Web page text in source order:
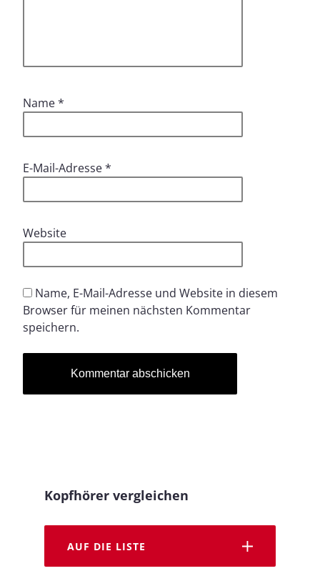
Name*
E-Mail-Adresse*
Website
Name, E-Mail-Adresse und Website in diesem
Browser für meinen nächsten Kommentar
speichern.
Kopfhörer vergleichen
AUF DIE LISTE